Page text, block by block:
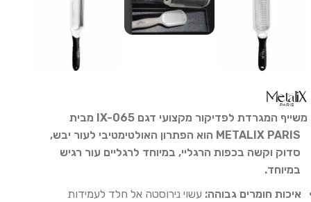
מ
שייף המגרדת לפדיקור מקצועי דגם IX-065 מבית
METALIX PARIS הוא הפתרון האולטימטיבי לעור יבש,
סדוק וקשה בכפות הרגליי, במיוחד לרגליים עור רגיש
במיוחד.
איכות חומרים גבוהה: עשוי נירוסטה אל חלד לעמידות